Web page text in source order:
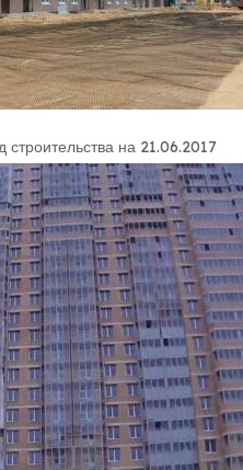
строительства на 21.06.2017